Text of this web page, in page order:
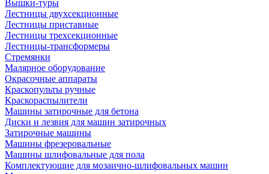
Вышки-туры
Лестницы двухсекционные
Лестницы приставные
Лестницы трехсекционные
Лестницы-трансформеры
Стремянки
Малярное оборудование
Окрасочные аппараты
Краскопульты ручные
Краскораспылители
Машины затирочные для бетона
Диски и лезвия для машин затирочных
Затирочные машины
Машины фрезеровальные
Машины шлифовальные для пола
Комплектующие для мозаично-шлифовальных машин